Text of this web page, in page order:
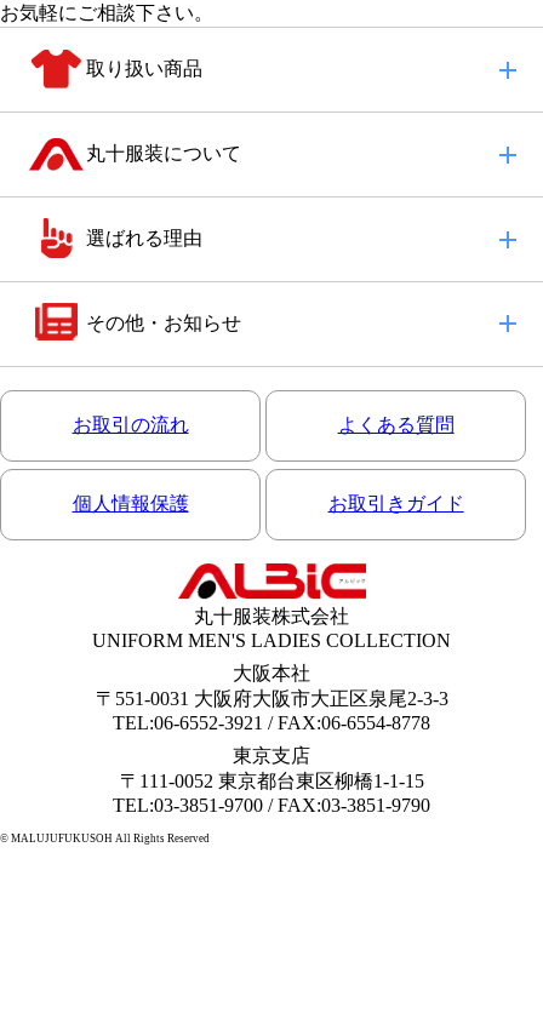
お気軽にご相談下さい。
取り扱い商品
丸十服装について
選ばれる理由
その他・お知らせ
お取引の流れ よくある質問
個人情報保護 お取引きガイド
丸十服装株式会社
UNIFORM MEN'S LADIES COLLECTION
大阪本社
〒551-0031 大阪府大阪市大正区泉尾2-3-3
TEL:06-6552-3921 / FAX:06-6554-8778
東京支店
〒111-0052 東京都台東区柳橋1-1-15
TEL:03-3851-9700 / FAX:03-3851-9790
© MALUJUFUKUSOH All Rights Reserved